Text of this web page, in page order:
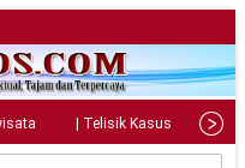
| Telisik Kasus |